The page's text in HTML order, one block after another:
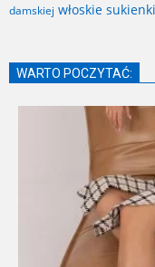
damskiej włoskie sukienki
WARTO POCZYTAĆ: